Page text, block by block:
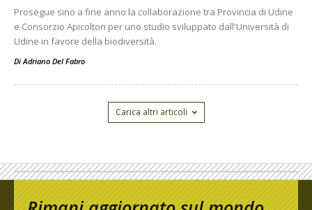
Prosegue sino a fine anno la collaborazione tra Provincia di Udine
e Consorzio Apicoltori per uno studio sviluppato dall'Università di
Udine in favore della biodiversità.
Di Adriano Del Fabro
Carica altri articoli